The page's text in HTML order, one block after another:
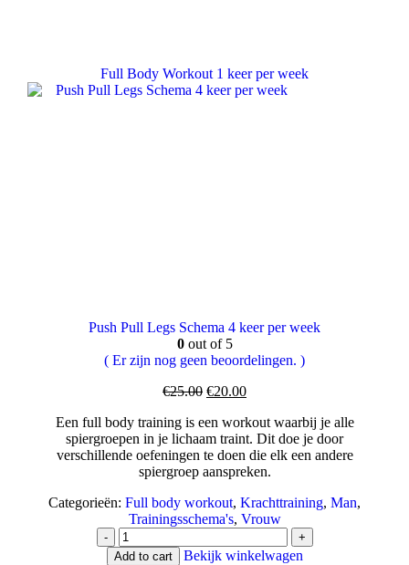
Full Body Workout 1 keer per week
Push Pull Legs Schema 4 keer per week
0out of 5
( Er zijn nog geen beoordelingen. )
€25.00 Oorspronkelijke
was:
€25.00.
€20.00Huidige
is:
€20.00.
Een full body training is een workout waarbij je alle
spiergroepen in je lichaam traint. Dit doe je door
verschillende oefeningen te doen die elk een andere
spiergroep aanspreken.
Categorieën: Full body workout, Krachttraining, Man,
Trainingsschema's, Vrouw
-
+
Add to cart
Bekijk winkelwagen